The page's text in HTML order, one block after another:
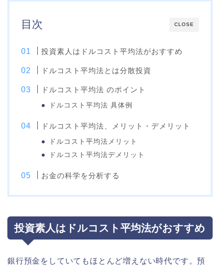
CLOSE
目次
投資素人はドルコスト平均法がおすすめ
ドルコスト平均法とは分散投資
ドルコスト平均法 のポイント
ドルコスト平均法 具体例
ドルコスト平均法、メリット・デメリット
ドルコスト平均法メリット
ドルコスト平均法デメリット
お金の科学を分析する
投資素人はドルコスト平均法がおすすめ
銀行預金をしていてもほとんど増えない時代です。預